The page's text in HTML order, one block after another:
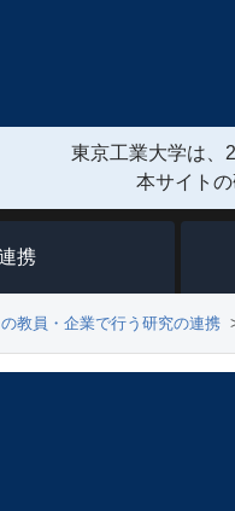
東京工業大学は、
本サイトの
携
教員・企業で行う研究の連携